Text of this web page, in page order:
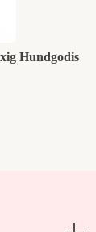
Hundgodis